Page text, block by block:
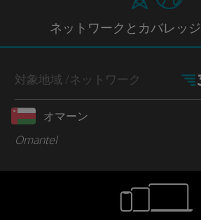
ネットワークとカバレッジ
対象地域 /ネットワーク
オマーン
Omantel